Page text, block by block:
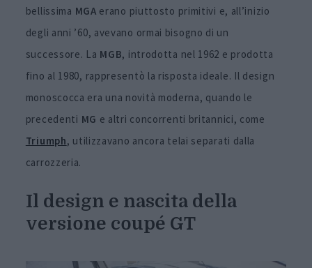
bellissima MGA erano piuttosto primitivi e, all’inizio
degli anni ’60, avevano ormai bisogno di un
successore. La MGB, introdotta nel 1962 e prodotta
fino al 1980, rappresentò la risposta ideale. Il design
monoscocca era una novità moderna, quando le
precedenti MG e altri concorrenti britannici, come
Triumph, utilizzavano ancora telai separati dalla
carrozzeria.
Il design e nascita della
versione coupé GT